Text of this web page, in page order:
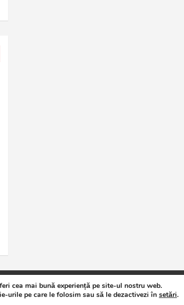
Theme by:Theme Horse Proudly Powered by:
cea mai bună experiență pe site-ul nostru web.
urile pe care le folosim sau să le dezactivezi în setări.